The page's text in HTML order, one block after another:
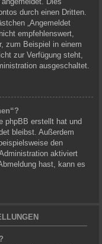
durch einen Dritten.
„Angemeldet
empfehlenswert,
zum Beispiel in einem
zur Verfügung steht,
ausgeschaltet.
phpBB erstellt hat und
bleibst. Außerdem
den
aktiviert
hast, kann es